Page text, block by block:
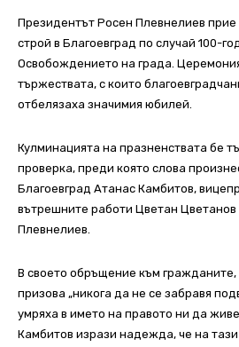
Президентът Росен Плевнелиев прие
строй в Благоевград по случай 100-
Освобождението на града.
тържествата, с които
отбелязаха значимия юбилей.
Кулминацията на празненствата бе
проверка, преди която слова
Благоевград Атанас Камбитов,
вътрешните работи Цветан
Плевнелиев.
В своето обръщение към гражданите,
призова „никога да не се забравя
умряха в името на правото ни да
Камбитов изрази надежда, че на